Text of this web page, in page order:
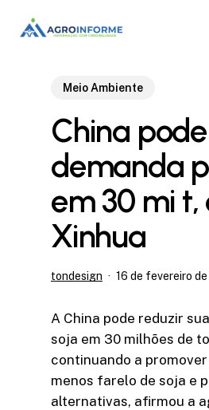
Meio Ambiente
China
demanda
em 30 mi t,
Xinhua
tondesign 16 de fevereiro
A China pode reduzir
soja em 30 milhões de
continuando a
menos farelo de soja e
alternativas, afirmou a